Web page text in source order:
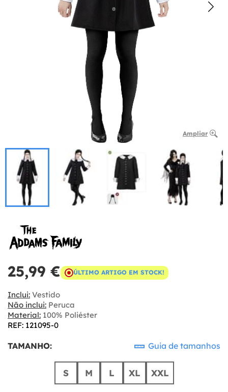
Ampliar
25,99 € ÚLTIMO ARTIGO EM STOCK!
Inclui: Vestido
Não inclui: Peruca
Material: 100% Poliéster
REF: 121095-0
TAMANHO: Guia de tamanhos
S M L XL XXL